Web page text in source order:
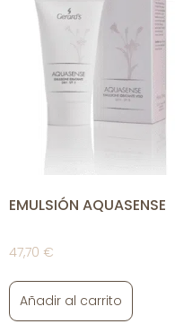
EMULSIÓN AQUASENSE
47,70 €
Añadir al carrito